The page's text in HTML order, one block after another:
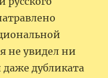
не увидел ни
дубликата